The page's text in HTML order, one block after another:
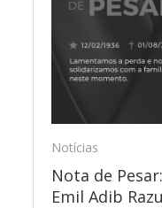
Notícias
Nota de
Emil Adib